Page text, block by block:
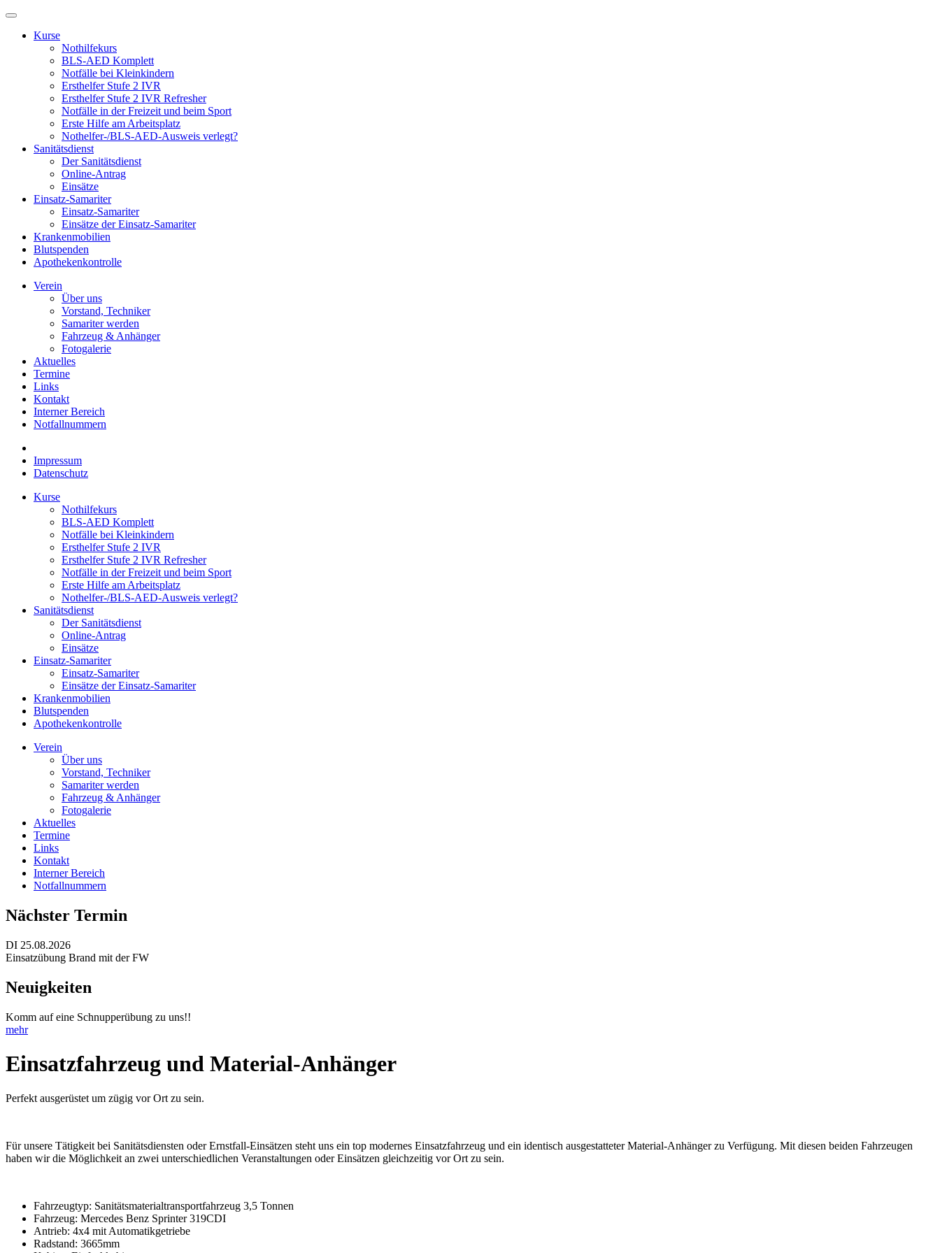
Kurse
Nothilfekurs
BLS-AED Komplett
Notfälle bei Kleinkindern
Ersthelfer Stufe 2 IVR
Ersthelfer Stufe 2 IVR Refresher
Notfälle in der Freizeit und beim Sport
Erste Hilfe am Arbeitsplatz
Nothelfer-/BLS-AED-Ausweis verlegt?
Sanitätsdienst
Der Sanitätsdienst
Online-Antrag
Einsätze
Einsatz-Samariter
Einsatz-Samariter
Einsätze der Einsatz-Samariter
Krankenmobilien
Blutspenden
Apothekenkontrolle
Verein
Über uns
Vorstand, Techniker
Samariter werden
Fahrzeug & Anhänger
Fotogalerie
Aktuelles
Termine
Links
Kontakt
Interner Bereich
Notfallnummern
Impressum
Datenschutz
Kurse
Nothilfekurs
BLS-AED Komplett
Notfälle bei Kleinkindern
Ersthelfer Stufe 2 IVR
Ersthelfer Stufe 2 IVR Refresher
Notfälle in der Freizeit und beim Sport
Erste Hilfe am Arbeitsplatz
Nothelfer-/BLS-AED-Ausweis verlegt?
Sanitätsdienst
Der Sanitätsdienst
Online-Antrag
Einsätze
Einsatz-Samariter
Einsatz-Samariter
Einsätze der Einsatz-Samariter
Krankenmobilien
Blutspenden
Apothekenkontrolle
Verein
Über uns
Vorstand, Techniker
Samariter werden
Fahrzeug & Anhänger
Fotogalerie
Aktuelles
Termine
Links
Kontakt
Interner Bereich
Notfallnummern
Nächster Termin
DI 25.08.2026
Einsatzübung Brand mit der FW
Neuigkeiten
Komm auf eine Schnupperübung zu uns!!
mehr
Einsatzfahrzeug und Material-Anhänger
Perfekt ausgerüstet um zügig vor Ort zu sein.
Für unsere Tätigkeit bei Sanitätsdiensten oder Ernstfall-Einsätzen steht uns ein top modernes Einsatzfahrzeug und ein identisch ausgestatteter Material-Anhänger zu Verfügung. Mit diesen beiden Fahrzeugen
haben wir die Möglichkeit an zwei unterschiedlichen Veranstaltungen oder Einsätzen gleichzeitig vor Ort zu sein.
Fahrzeugtyp: Sanitätsmaterialtransportfahrzeug 3,5 Tonnen
Fahrzeug: Mercedes Benz Sprinter 319CDI
Antrieb: 4x4 mit Automatikgetriebe
Radstand: 3665mm